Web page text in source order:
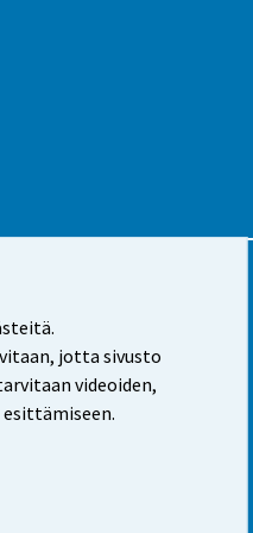
jotta sivusto
videoiden,